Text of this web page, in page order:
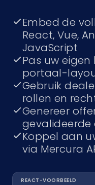
Embed de
React, Vue,
JavaScript
Pas uw
portaal-
Gebruik
rollen en
Genereer
Koppel aan
via Mercura
REACT-VOORBEELD